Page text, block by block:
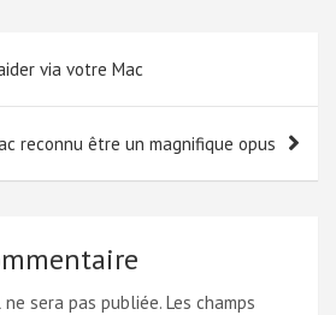
via votre Mac
reconnu être un magnifique opus
sera pas publiée. Les champs